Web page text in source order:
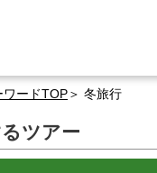
ワードTOP 冬旅行
るツアー